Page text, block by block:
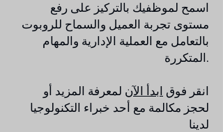
اسمح لموظفيك بالتركيز على رفع
مستوى تجربة العميل والسماح للروبوت
بالتعامل مع العملية الإدارية والمهام
المتكررة.
انقر فوق ابدأ الآن ​ لمعرفة المزيد أو
لحجز مكالمة مع أحد خبراء التكنولوجيا
لدينا